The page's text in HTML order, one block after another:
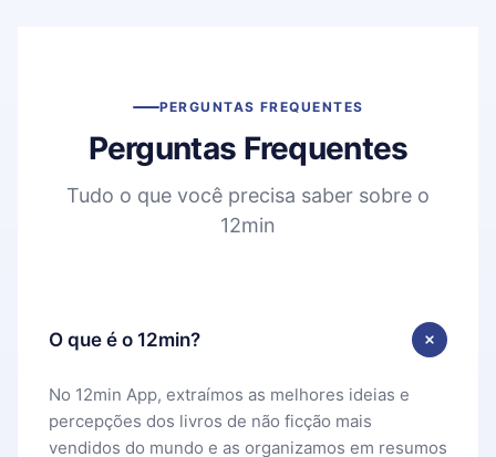
PERGUNTAS FREQUENTES
Perguntas Frequentes
Tudo o que você precisa saber sobre o
12min
O que é o 12min?
No 12min App, extraímos as melhores ideias e
percepções dos livros de não ficção mais
vendidos do mundo e as organizamos em resumos